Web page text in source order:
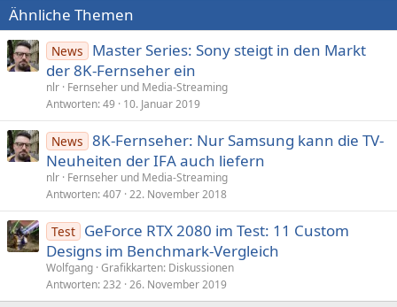
Ähnliche Themen
News
Master Series: Sony steigt in den Markt
der 8K-Fernseher ein
nlr Fernseher und Media-Streaming
Antworten 49 10. Januar 2019
News 8K-Fernseher: Nur Samsung kann die TV-
Neuheiten der IFA auch liefern
nlr Fernseher und Media-Streaming
Antworten 407 22. November 2018
Test GeForce RTX 2080 im Test: 11 Custom
Designs im Benchmark-Vergleich
Wolfgang Grafikkarten: Diskussionen
Antworten 232 26. November 2019